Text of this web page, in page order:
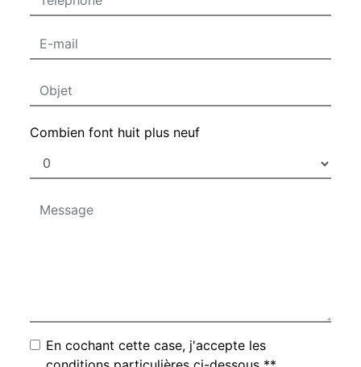
Combien font huit plus neuf
En cochant cette case, j'accepte les